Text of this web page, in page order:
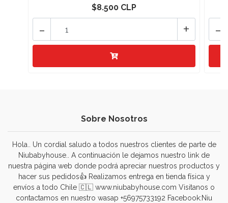
$8.500 CLP
+
- -
Sobre Nosotros
Hola.. Un cordial saludo a todos nuestros clientes de parte de
Niubabyhouse.. A continuación le dejamos nuestro link de
nuestra página web donde podrá apreciar nuestros productos y
hacer sus pedidos👍 Realizamos entrega en tienda física y
envíos a todo Chile 🇨🇱 www.niubabyhouse.com Visitanos o
contactamos en nuestro wasap +56975733192 Facebook:Niu